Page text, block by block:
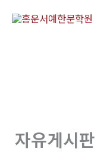
자유게시판